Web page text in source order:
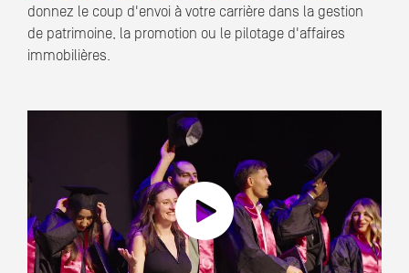
donnez le coup d'envoi à votre carrière dans la gestion
de patrimoine, la promotion ou le pilotage d'affaires
immobilières.
Félicitations à la promotion 2025 !